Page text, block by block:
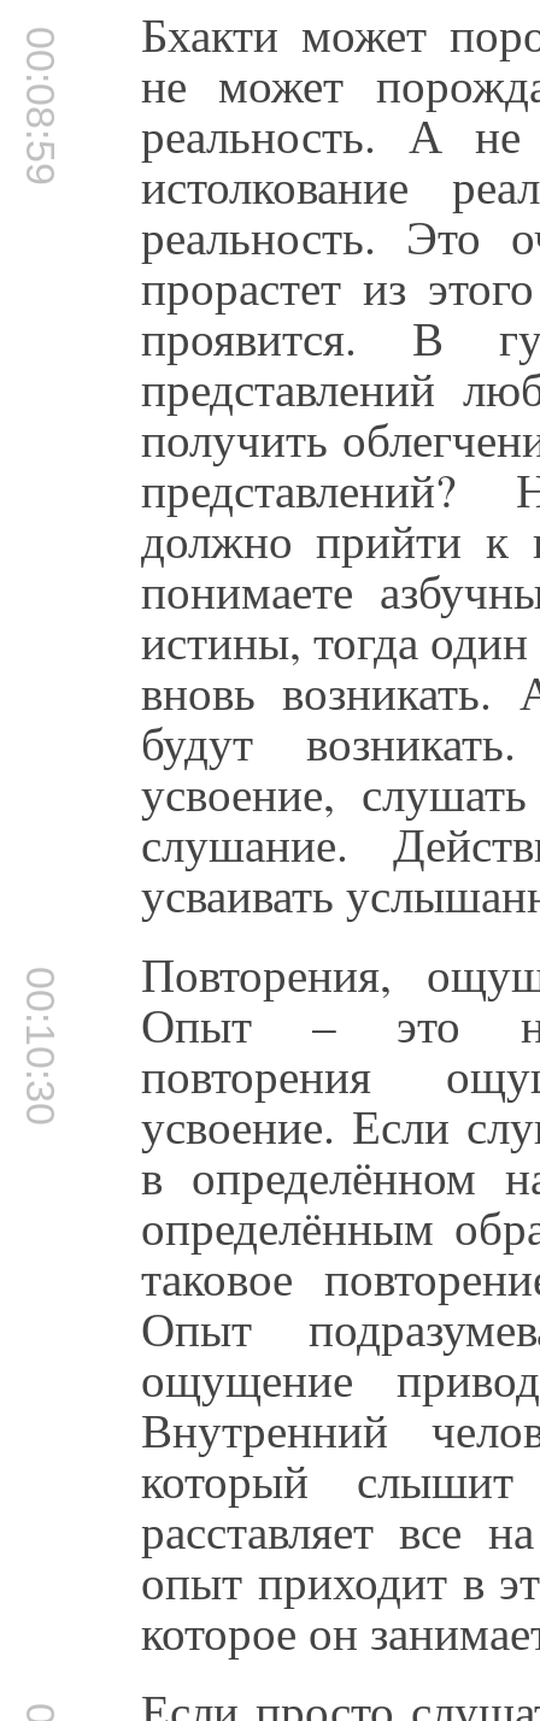
00:08:59 Бхакти может
не может
реальность. А не
истолкование
реальность. Это
прорастет из
проявится. В
представлений
получить
представлений?
должно прийти
понимаете
истины, тогда
вновь возникать.
будут
усвоение,
слушание.
усваивать
00:10:30 Повторения,
Опыт – это не
повторения
усвоение. Если
в определённом
определённым
таковое
Опыт
ощущение
Внутренний
который
расставляет все
опыт приходит в
которое он